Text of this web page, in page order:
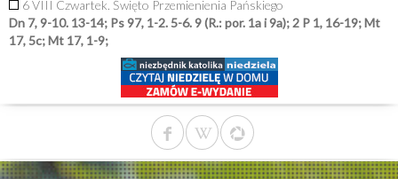
6 VIII Czwartek. Święto Przemienienia Pańskiego
Dn 7, 9-10. 13-14; Ps 97, 1-2. 5-6. 9 (R.: por. 1a i 9a); 2 P 1, 16-19; Mt
17, 5c; Mt 17, 1-9;